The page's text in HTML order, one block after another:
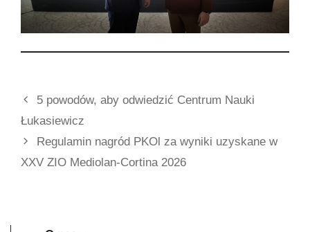
5 powodów, aby odwiedzić Centrum Nauki
Łukasiewicz
Regulamin nagród PKOl za wyniki uzyskane w
XXV ZIO Mediolan-Cortina 2026